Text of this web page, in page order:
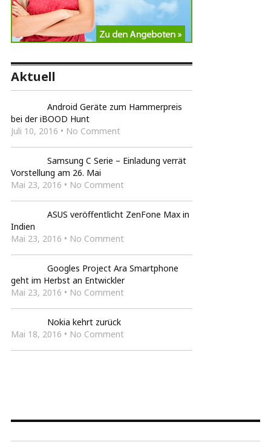
Aktuell
Android Geräte zum Hammerpreis
bei der iBOOD Hunt
Juli 10, 2016 • No Comment
Samsung C Serie – Einladung verrät
Vorstellung am 26. Mai
Mai 23, 2016 • No Comment
ASUS veröffentlicht ZenFone Max in
Indien
Mai 23, 2016 • No Comment
Googles Project Ara Smartphone
geht im Herbst an Entwickler
Mai 23, 2016 • No Comment
Nokia kehrt zurück
Mai 18, 2016 • No Comment